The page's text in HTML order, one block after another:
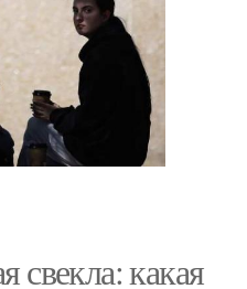
свекла: какая